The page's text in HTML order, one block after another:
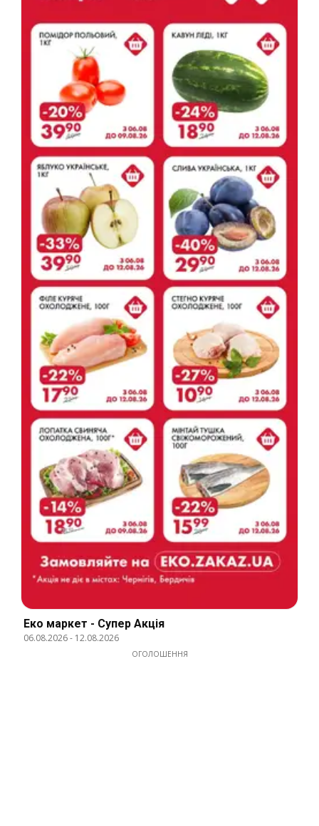
Еко маркет - Супер Акція
06.08.2026- 12.08.2026
ОГОЛОШЕННЯ